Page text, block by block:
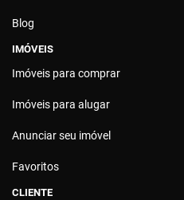
Blog
IMÓVEIS
Imóveis para comprar
Imóveis para alugar
Anunciar seu imóvel
Favoritos
CLIENTE